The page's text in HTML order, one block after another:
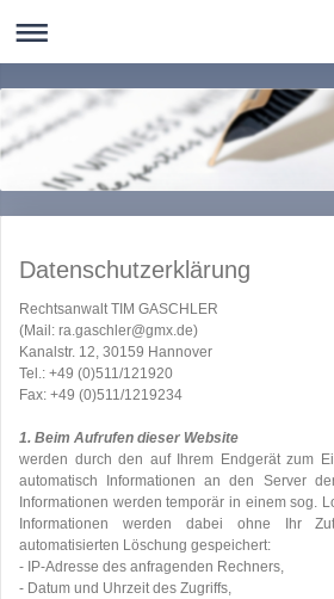
Datenschutzerklärung
Rechtsanwalt TIM GASCHLER
(Mail: ra.gaschler@gmx.de)
Kanalstr. 12, 30159 Hannover
Tel.: +49 (0)511/121920
Fax: +49 (0)511/1219234
1. Beim Aufrufen dieser Website
werden durch den auf Ihrem Endgerät zum
automatisch Informationen an den Server
Informationen werden temporär in einem sog.
Informationen werden dabei ohne Ihr
automatisierten Löschung gespeichert:
- IP-Adresse des anfragenden Rechners,
- Datum und Uhrzeit des Zugriffs,